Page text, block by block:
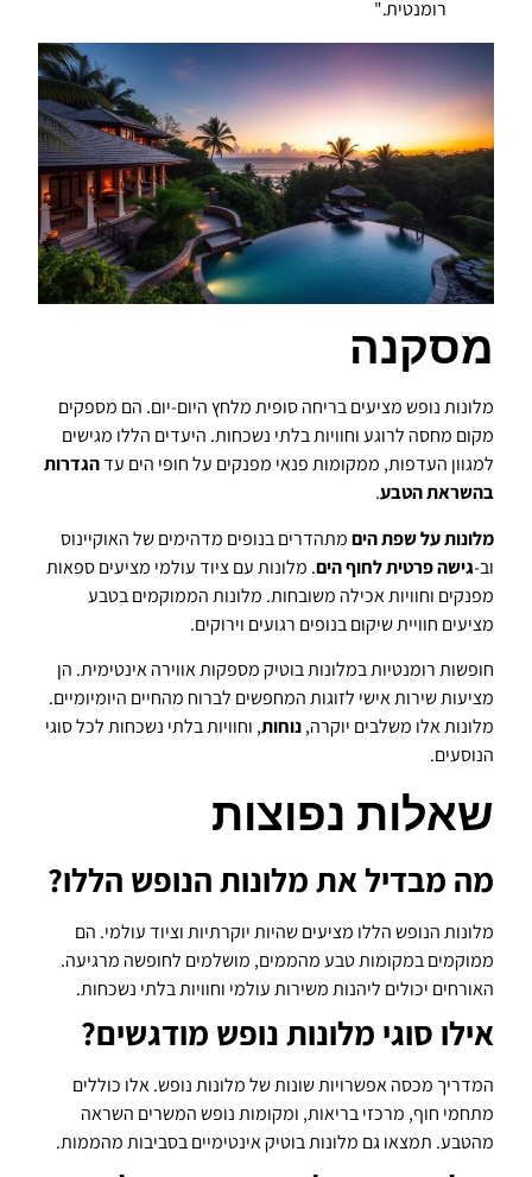
רומנטית."
מסקנה
מלונות נופש מציעים בריחה סופית מלחץ היום-יום. הם מספקים
מקום מחסה לרוגע וחוויות בלתי נשכחות. היעדים הללו מגישים
למגוון העדפות, ממקומות פנאי מפנקים על חופי הים עדהגדרות
בהשראת הטבע.
מלונות על שפת היםמתהדרים בנופים מדהימים של האוקיינוס
וב-גישה פרטית לחוף הים. מלונות עם ציוד עולמי מציעים ספאות
מפנקים וחוויות אכילה משובחות. מלונות הממוקמים בטבע
מציעים חוויית שיקום בנופים רגועים וירוקים.
חופשות רומנטיות במלונות בוטיק מספקות אווירה אינטימית. הן
מציעות שירות אישי לזוגות המחפשים לברוח מהחיים היומיומיים.
מלונות אלו משלבים יוקרה,נוחות, וחוויות בלתי נשכחות לכל סוגי
הנוסעים.
שאלות נפוצות
מה מבדיל את מלונות הנופש הללו?
מלונות הנופש הללו מציעים שהיות יוקרתיות וציוד עולמי. הם
ממוקמים במקומות טבע מהממים, מושלמים לחופשה מרגיעה.
האורחים יכולים ליהנות משירות עולמי וחוויות בלתי נשכחות.
אילו סוגי מלונות נופש מודגשים?
המדריך מכסה אפשרויות שונות של מלונות נופש. אלו כוללים
מתחמי חוף, מרכזי בריאות, ומקומות נופש המשרים השראה
מהטבע. תמצאו גם מלונות בוטיק אינטימיים בסביבות מהממות.